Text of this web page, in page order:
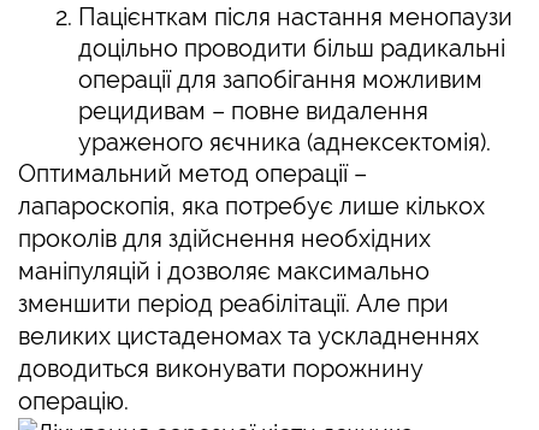
Пацієнткам після настання менопаузи
доцільно проводити більш радикальні
операції для запобігання можливим
рецидивам – повне видалення
ураженого яєчника (аднексектомія).
Оптимальний метод операції –
лапароскопія, яка потребує лише кількох
проколів для здійснення необхідних
маніпуляцій і дозволяє максимально
зменшити період реабілітації. Але при
великих цистаденомах та ускладненнях
доводиться виконувати порожнину
операцію.